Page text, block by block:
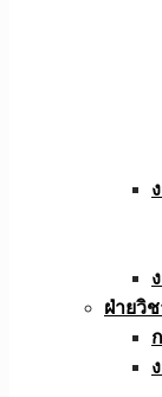
ฝ่ายวิ